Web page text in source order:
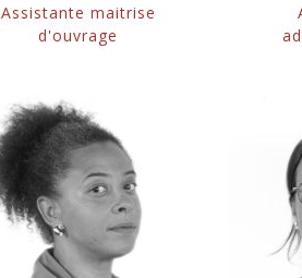
Assistante maitrise
d'ouvrage